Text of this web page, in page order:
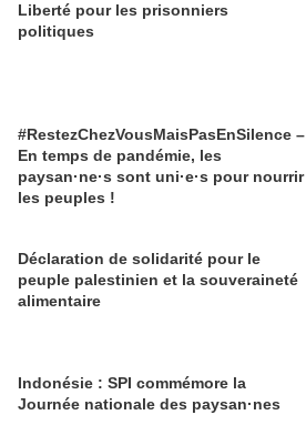
Liberté pour les prisonniers
politiques
#RestezChezVousMaisPasEnSilence –
En temps de pandémie, les
paysan·ne·s sont uni·e·s pour nourrir
les peuples !
Déclaration de solidarité pour le
peuple palestinien et la souveraineté
alimentaire
Indonésie : SPI commémore la
Journée nationale des paysan·nes